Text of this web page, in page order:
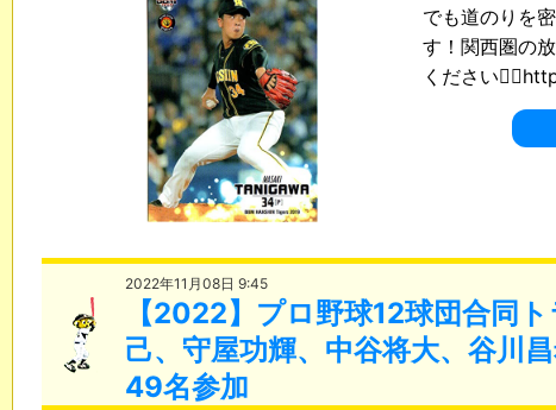
でも道のりを
す！関西圏の
ください
2022年11月08日 9:45
【2022】プロ野球12球団合同
己、守屋功輝、中谷将大、谷川
49名参加